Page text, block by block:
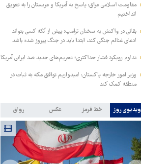
مقاومت اسلامی عراق: پاسخ به آمریکا و عربستان را به تعویق
انداختیم
بقائی در واکنش به سخنان ترامپ: پیش از آنکه کسی بتواند
ادعای غنائم جنگی کند، ابتدا باید در جنگ پیروز شده باشد
تداوم رویکرد فشار حداکثری؛ تحریم‌های جدید ضد ایرانی آمریکا
وزیر امور خارجه پاکستان: امیدواریم توافق مکه به ثبات در
منطقه کمک کند
ویدیوی روز خط قرمز عکس رواق